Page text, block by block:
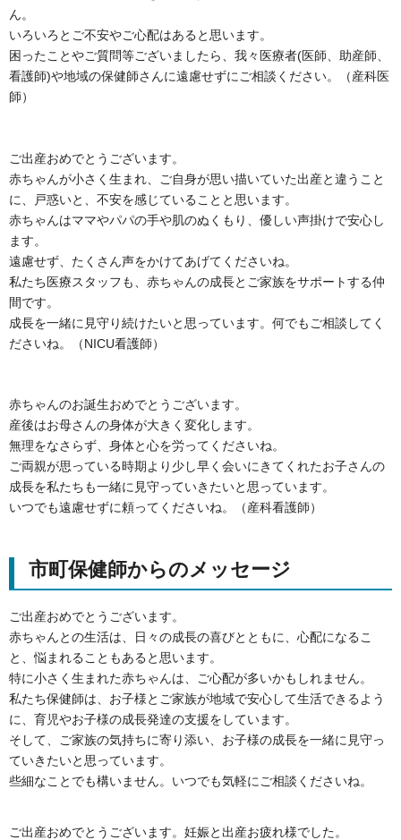
ん。
いろいろとご不安やご心配はあると思います。
困ったことやご質問等ございましたら、我々医療者(医師、助産師、
看護師)や地域の保健師さんに遠慮せずにご相談ください。（産科医
師）
ご出産おめでとうございます。
赤ちゃんが小さく生まれ、ご自身が思い描いていた出産と違うこと
に、戸惑いと、不安を感じていることと思います。
赤ちゃんはママやパパの手や肌のぬくもり、優しい声掛けで安心し
ます。
遠慮せず、たくさん声をかけてあげてくださいね。
私たち医療スタッフも、赤ちゃんの成長とご家族をサポートする仲
間です。
成長を一緒に見守り続けたいと思っています。何でもご相談してく
ださいね。（NICU看護師）
赤ちゃんのお誕生おめでとうございます。
産後はお母さんの身体が大きく変化します。
無理をなさらず、身体と心を労ってくださいね。
ご両親が思っている時期より少し早く会いにきてくれたお子さんの
成長を私たちも一緒に見守っていきたいと思っています。
いつでも遠慮せずに頼ってくださいね。（産科看護師）
市町保健師からのメッセージ
ご出産おめでとうございます。
赤ちゃんとの生活は、日々の成長の喜びとともに、心配になるこ
と、悩まれることもあると思います。
特に小さく生まれた赤ちゃんは、ご心配が多いかもしれません。
私たち保健師は、お子様とご家族が地域で安心して生活できるよう
に、育児やお子様の成長発達の支援をしています。
そして、ご家族の気持ちに寄り添い、お子様の成長を一緒に見守っ
ていきたいと思っています。
些細なことでも構いません。いつでも気軽にご相談くださいね。
ご出産おめでとうございます。妊娠と出産お疲れ様でした。